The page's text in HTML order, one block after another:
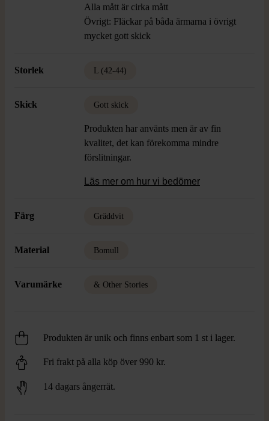
Alla mått är cirka mått
Övrigt: Fläckar på båda ärmarna i övrigt
mycket gott skick
Storlek L (42-44)
Skick Gott skick
Produkten har använts men är av fin
kvalitet, det kan förekomma mindre
förslitningar.
Läs mer om hur vi bedömer
Färg Gräddvit
Material Bomull
Varumärke & Other Stories
Produkten är unik och finns enbart som 1 st i lager.
Fri frakt på alla köp över 990 kr.
14 dagars ångerrät.